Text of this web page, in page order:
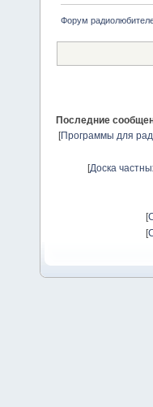
Форум
Последние
[Программы для
[Доска
[
[